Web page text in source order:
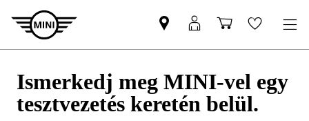
Ismerkedj meg MINI-vel egy
tesztvezetés keretén belül.